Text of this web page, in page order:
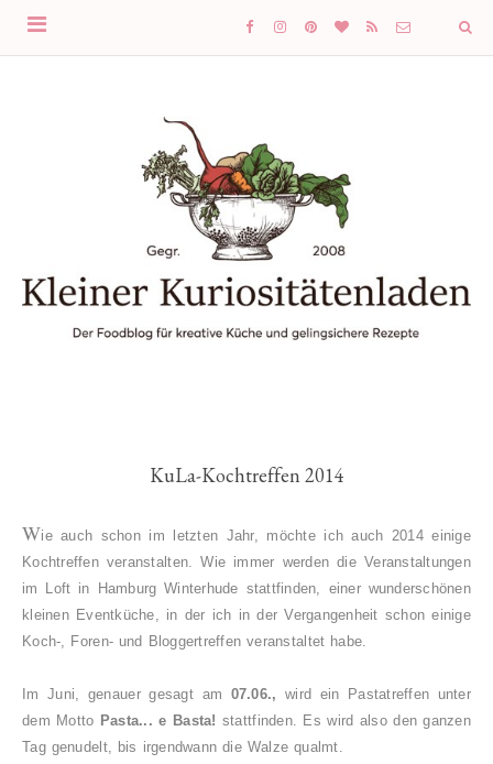
KuLa-Kochtreffen 2014
Wie auch schon im letzten Jahr, möchte ich auch 2014 einige
Kochtreffen veranstalten. Wie immer werden die Veranstaltungen
im Loft in Hamburg Winterhude stattfinden, einer wunderschönen
kleinen Eventküche, in der ich in der Vergangenheit schon einige
Koch-, Foren- und Bloggertreffen veranstaltet habe.
Im Juni, genauer gesagt am 07.06., wird ein Pastatreffen unter
dem Motto Pasta... e Basta! stattfinden. Es wird also den ganzen
Tag genudelt, bis irgendwann die Walze qualmt.